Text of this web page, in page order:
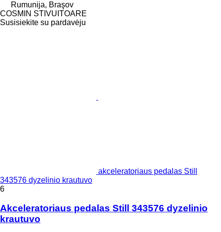
Rumunija, Braşov
COSMIN STIVUITOARE
Susisiekite su pardavėju
akceleratoriaus pedalas Still
343576 dyzelinio krautuvo
6
Akceleratoriaus pedalas Still 343576 dyzelinio
krautuvo